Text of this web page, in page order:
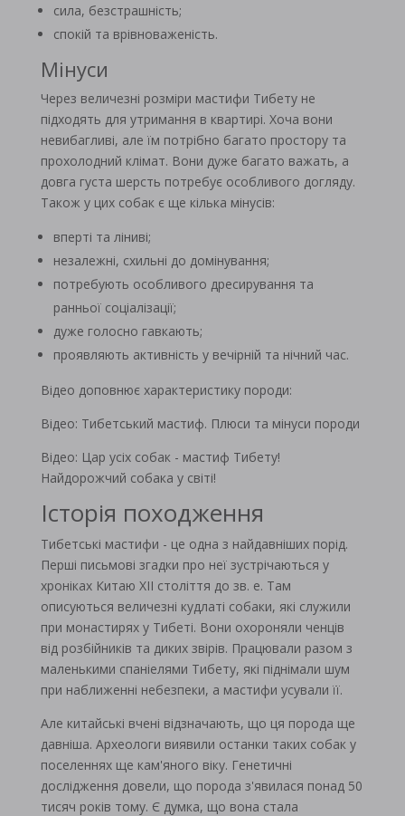
сила, безстрашність;
спокій та врівноваженість.
Мінуси
Через величезні розміри мастифи Тибету не
підходять для утримання в квартирі. Хоча вони
невибагливі, але їм потрібно багато простору та
прохолодний клімат. Вони дуже багато важать, а
довга густа шерсть потребує особливого догляду.
Також у цих собак є ще кілька мінусів:
вперті та ліниві;
незалежні, схильні до домінування;
потребують особливого дресирування та
ранньої соціалізації;
дуже голосно гавкають;
проявляють активність у вечірній та нічний час.
Відео доповнює характеристику породи:
Відео: Тибетський мастиф. Плюси та мінуси породи
Відео: Цар усіх собак - мастиф Тибету!
Найдорожчий собака у світі!
Історія походження
Тибетські мастифи - це одна з найдавніших порід.
Перші письмові згадки про неї зустрічаються у
хроніках Китаю XII століття до зв. е. Там
описуються величезні кудлаті собаки, які служили
при монастирях у Тибеті. Вони охороняли ченців
від розбійників та диких звірів. Працювали разом з
маленькими спаніелями Тибету, які піднімали шум
при наближенні небезпеки, а мастифи усували її.
Але китайські вчені відзначають, що ця порода ще
давніша. Археологи виявили останки таких собак у
поселеннях ще кам'яного віку. Генетичні
дослідження довели, що порода з'явилася понад 50
тисяч років тому. Є думка, що вона стала